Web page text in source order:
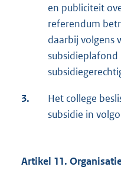
en publiciteit
referendum
daarbij volgens
subsidieplafond
3.
Het college
subsidie in
Artikel 11.